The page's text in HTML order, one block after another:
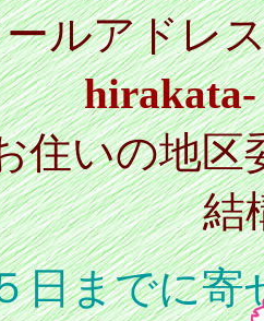
ルアドレ
hirakata-
住いの地区
結
日までに寄